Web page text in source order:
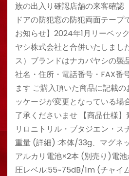
族の出入り確認店舗の来客確認
ドアの防犯窓の防犯両面テープ
お知らせ】2024年1月リーベッ
ヤシ株式会社と合併いたしまし
ス）ブランドはナカバヤシの製
社名・住所・電話番号・FAX番
ます ご購入頂いた商品に記載
ッケージが変更となっている場
了承くださいませ 【商品仕様】
リロニトリル・ブタジエン・ス
重量 (詳細) :本体/33g、マグネ
アルカリ電池×2本 (別売り)電
圧レベル:55~75dB/1m (チャイ